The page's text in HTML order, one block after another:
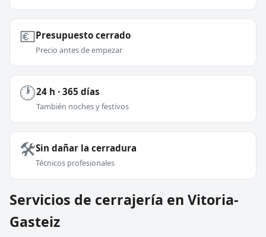
💶Presupuesto cerrado
Precio antes de empezar
🕐24 h · 365 días
También noches y festivos
🛠️Sin dañar la cerradura
Técnicos profesionales
Servicios de cerrajería en Vitoria-
Gasteiz